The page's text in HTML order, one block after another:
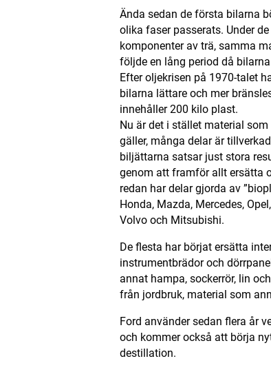
Ända sedan de första bilarna
olika faser passerats. Under
komponenter av trä, samma
följde en lång period då
Efter oljekrisen på 1970-talet
bilarna lättare och mer
innehåller 200 kilo plast.
Nu är det i stället material
gäller, många delar är
biljättarna satsar just stora
genom att framför allt ersätta
redan har delar gjorda av
Honda, Mazda, Mercedes,
Volvo och Mitsubishi.
De flesta har börjat ersätta
instrumentbrädor och
annat hampa, sockerrör, lin
från jordbruk, material som
Ford använder sedan flera år
och kommer också att börja
destillation.